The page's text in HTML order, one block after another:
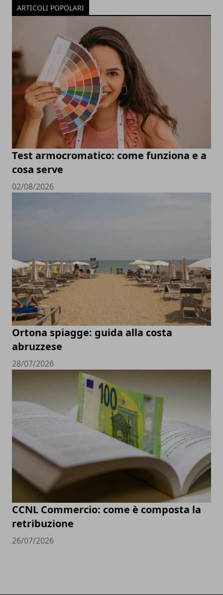
ARTICOLI POPOLARI
Test armocromatico: come funziona e a
cosa serve
02/08/2026
Ortona spiagge: guida alla costa
abruzzese
28/07/2026
CCNL Commercio: come è composta la
retribuzione
26/07/2026